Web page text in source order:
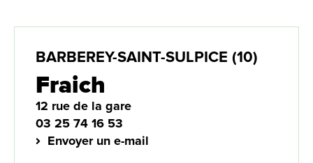
BARBEREY-SAINT-SULPICE (10)
Fraich
12 rue de la gare
03 25 74 16 53
Envoyer un e-mail